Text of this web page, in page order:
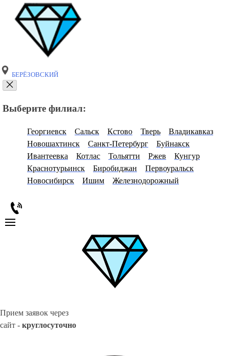
БЕРЁЗОВСКИЙ
Выберите филиал:
Георгиевск Сальск Кстово Тверь
Владикавказ
Новошахтинск
Санкт-Петербург
Буйнакск
Ивантеевка
Котлас Тольятти Ржев
Кунгур
Краснотурьинск
Биробиджан
Первоуральск
Новосибирск
Ишим Железнодорожный
Прием заявок через
сайт - круглосуточно